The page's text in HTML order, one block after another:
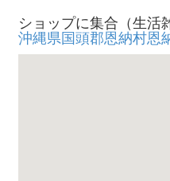
ショップに集合（生
沖縄県国頭郡恩納村恩